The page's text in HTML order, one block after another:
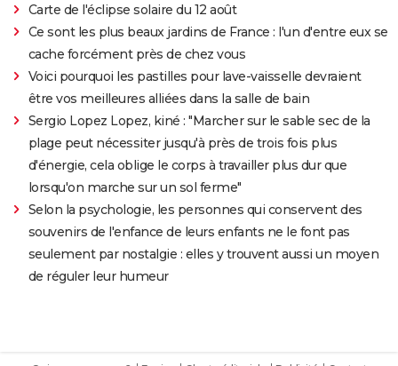
Carte de l'éclipse solaire du 12 août
Ce sont les plus beaux jardins de France : l'un d'entre eux se
cache forcément près de chez vous
Voici pourquoi les pastilles pour lave-vaisselle devraient
être vos meilleures alliées dans la salle de bain
Sergio Lopez Lopez, kiné : "Marcher sur le sable sec de la
plage peut nécessiter jusqu'à près de trois fois plus
d'énergie, cela oblige le corps à travailler plus dur que
lorsqu'on marche sur un sol ferme"
Selon la psychologie, les personnes qui conservent des
souvenirs de l'enfance de leurs enfants ne le font pas
seulement par nostalgie : elles y trouvent aussi un moyen
de réguler leur humeur